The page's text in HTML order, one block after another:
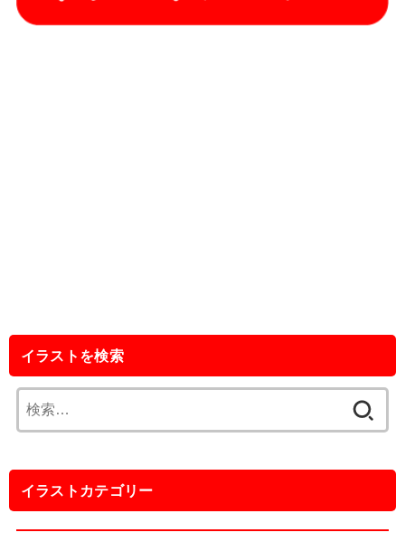
イラストを検索
索:
イラストカテゴリー